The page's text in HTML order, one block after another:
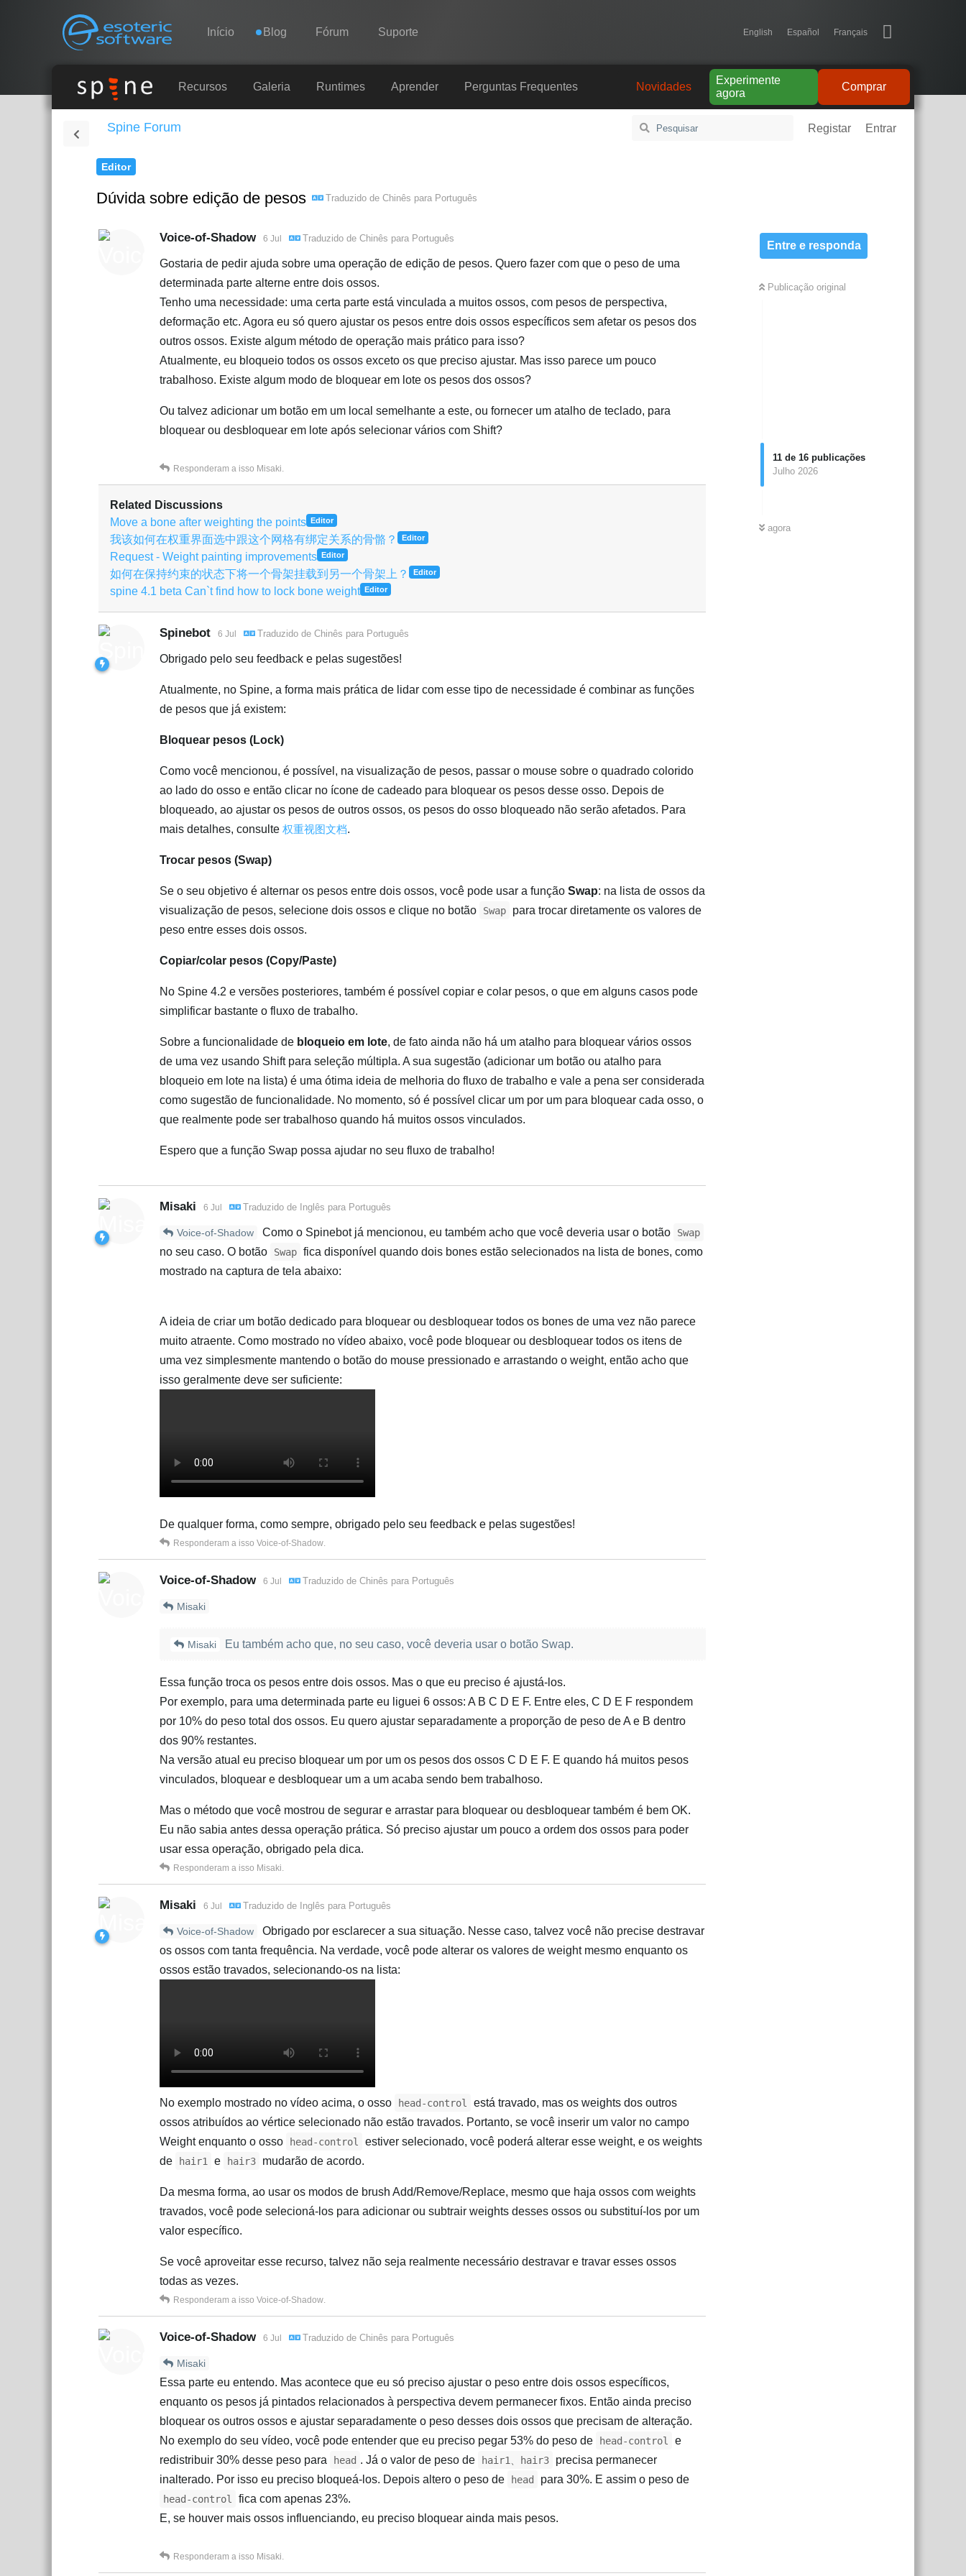
Esoteric Software
Navigation Início Blog Fórum Suporte English Español Français
Spine
Aprender
Perguntas Frequentes
Experimente agora
Recursos Galeria Runtimes Aprender Perguntas Frequentes Comprar
Experimente
agora
Novidades
Spine Forum Registar Entrar
Editor
Dúvida sobre edição de pesos Traduzido de Chinês para Português
Entre e responda
Publicação original
11 de 16 publicações
Julho 2026
agora
Voice-of-Shadow 6 Jul Traduzido de Chinês para Português
Gostaria de pedir ajuda sobre uma operação de edição de pesos. Quero fazer com que o peso de uma
determinada parte alterne entre dois ossos.
Tenho uma necessidade: uma certa parte está vinculada a muitos ossos, com pesos de perspectiva,
deformação etc. Agora eu só quero ajustar os pesos entre dois ossos específicos sem afetar os pesos dos
outros ossos. Existe algum método de operação mais prático para isso?
Atualmente, eu bloqueio todos os ossos exceto os que preciso ajustar. Mas isso parece um pouco
trabalhoso. Existe algum modo de bloquear em lote os pesos dos ossos?
Ou talvez adicionar um botão em um local semelhante a este, ou fornecer um atalho de teclado, para
bloquear ou desbloquear em lote após selecionar vários com Shift?
Responderam a isso Misaki.
Related Discussions
Move a bone after weighting the points Editor
我该如何在权重界面选中跟这个网格有绑定关系的骨骼？ Editor
Request - Weight painting improvements Editor
如何在保持约束的状态下将一个骨架挂载到另一个骨架上？ Editor
spine 4.1 beta Can`t find how to lock bone weight Editor
Spinebot 6 Jul Traduzido de Chinês para Português
Obrigado pelo seu feedback e pelas sugestões!
Atualmente, no Spine, a forma mais prática de lidar com esse tipo de necessidade é combinar as funções
de pesos que já existem:
Bloquear pesos (Lock)
Como você mencionou, é possível, na visualização de pesos, passar o mouse sobre o quadrado colorido
ao lado do osso e então clicar no ícone de cadeado para bloquear os pesos desse osso. Depois de
bloqueado, ao ajustar os pesos de outros ossos, os pesos do osso bloqueado não serão afetados. Para
mais detalhes, consulte 权重视图文档.
Trocar pesos (Swap)
Se o seu objetivo é alternar os pesos entre dois ossos, você pode usar a função Swap: na lista de ossos da
visualização de pesos, selecione dois ossos e clique no botão
Swap
para trocar diretamente os valores de
peso entre esses dois ossos.
Copiar/colar pesos (Copy/Paste)
No Spine 4.2 e versões posteriores, também é possível copiar e colar pesos, o que em alguns casos pode
simplificar bastante o fluxo de trabalho.
Sobre a funcionalidade de bloqueio em lote, de fato ainda não há um atalho para bloquear vários ossos
de uma vez usando Shift para seleção múltipla. A sua sugestão (adicionar um botão ou atalho para
bloqueio em lote na lista) é uma ótima ideia de melhoria do fluxo de trabalho e vale a pena ser considerada
como sugestão de funcionalidade. No momento, só é possível clicar um por um para bloquear cada osso, o
que realmente pode ser trabalhoso quando há muitos ossos vinculados.
Espero que a função Swap possa ajudar no seu fluxo de trabalho!
Misaki 6 Jul Traduzido de Inglês para Português
Voice-of-Shadow Como o Spinebot já mencionou, eu também acho que você deveria usar o botão Swap
no seu caso. O botão Swap fica disponível quando dois bones estão selecionados na lista de bones, como
mostrado na captura de tela abaixo:
A ideia de criar um botão dedicado para bloquear ou desbloquear todos os bones de uma vez não parece
muito atraente. Como mostrado no vídeo abaixo, você pode bloquear ou desbloquear todos os itens de
uma vez simplesmente mantendo o botão do mouse pressionado e arrastando o weight, então acho que
isso geralmente deve ser suficiente:
De qualquer forma, como sempre, obrigado pelo seu feedback e pelas sugestões!
Responderam a isso Voice-of-Shadow.
Voice-of-Shadow 6 Jul Traduzido de Chinês para Português
Misaki
Misaki Eu também acho que, no seu caso, você deveria usar o botão Swap.
Essa função troca os pesos entre dois ossos. Mas o que eu preciso é ajustá-los.
Por exemplo, para uma determinada parte eu liguei 6 ossos: A B C D E F. Entre eles, C D E F respondem
por 10% do peso total dos ossos. Eu quero ajustar separadamente a proporção de peso de A e B dentro
dos 90% restantes.
Na versão atual eu preciso bloquear um por um os pesos dos ossos C D E F. E quando há muitos pesos
vinculados, bloquear e desbloquear um a um acaba sendo bem trabalhoso.
Mas o método que você mostrou de segurar e arrastar para bloquear ou desbloquear também é bem OK.
Eu não sabia antes dessa operação prática. Só preciso ajustar um pouco a ordem dos ossos para poder
usar essa operação, obrigado pela dica.
Responderam a isso Misaki.
Misaki 6 Jul Traduzido de Inglês para Português
Voice-of-Shadow
Obrigado por esclarecer a sua situação. Nesse caso, talvez você não precise destravar
os ossos com tanta frequência. Na verdade, você pode alterar os valores de weight mesmo enquanto os
ossos estão travados, selecionando-os na lista:
No exemplo mostrado no vídeo acima, o osso head-control
está travado, mas os weights dos outros
ossos atribuídos ao vértice selecionado não estão travados. Portanto, se você inserir um valor no campo
Weight enquanto o osso
head-control
estiver selecionado, você poderá alterar esse weight, e os weights
de
hair1 e hair3 mudarão de acordo.
Da mesma forma, ao usar os modos de brush Add/Remove/Replace, mesmo que haja ossos com weights
travados, você pode selecioná-los para adicionar ou subtrair weights desses ossos ou substituí-los por um
valor específico.
Se você aproveitar esse recurso, talvez não seja realmente necessário destravar e travar esses ossos
todas as vezes.
Responderam a isso Voice-of-Shadow.
Voice-of-Shadow 6 Jul Traduzido de Chinês para Português
Misaki
Essa parte eu entendo. Mas acontece que eu só preciso ajustar o peso entre dois ossos específicos,
enquanto os pesos já pintados relacionados à perspectiva devem permanecer fixos. Então ainda preciso
bloquear os outros ossos e ajustar separadamente o peso desses dois ossos que precisam de alteração.
No exemplo do seu vídeo, você pode entender que eu preciso pegar 53% do peso de
head-control
e
redistribuir 30% desse peso para
head . Já o valor de peso de hair1、hair3
precisa permanecer
inalterado. Por isso eu preciso bloqueá-los. Depois altero o peso de
head para 30%. E assim o peso de
head-control
fica com apenas 23%.
E, se houver mais ossos influenciando, eu preciso bloquear ainda mais pesos.
Responderam a isso Misaki.